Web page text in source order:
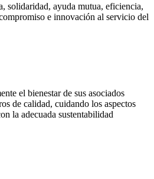
solidaridad, ayuda mutua, eficiencia,
e innovación al servicio del
el bienestar de sus asociados
de calidad, cuidando los aspectos
la adecuada sustentabilidad